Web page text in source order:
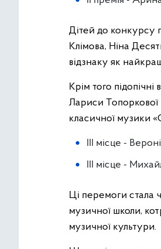
Дітей до конкурсу
Клімова, Ніна
відзнаку як
Крім того
Лариси Топоркової
класичної музики
ІІІ місце -
ІІІ місце -
Ці перемоги стала
музичної школи,
музичної культури.